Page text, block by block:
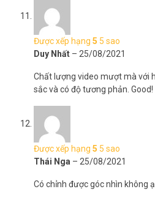
Được xếp hạng 5 5 sao
Duy Nhất – 25/08/2021
Chất lượng video mượt mà với
sắc và có độ tương phản. Good!
Được xếp hạng 5 5 sao
Thái Nga – 25/08/2021
Có chỉnh được góc nhìn không